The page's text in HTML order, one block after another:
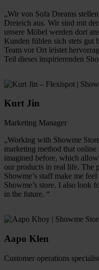
„Wir von Sofa Dreams
Dreieich aus. Wir sind mit
unsere Möbel werden dort
Kunden fühlen sich stets gut
Team vor Ort leistet
Teil dieses inspirierenden
Kurt Jin
Marketing Manager
„Working with Showme
marketing method that online
imagined before, which
our products in real life. The
Showme’s staff make me
Showme’s store. I also look
in the future. “
Aapo Klen
Customer operations